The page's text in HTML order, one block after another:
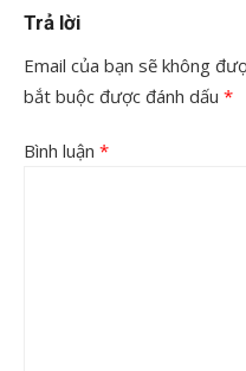
Trả lời
Email của bạn sẽ không
bắt buộc được đánh dấu *
Bình luận *